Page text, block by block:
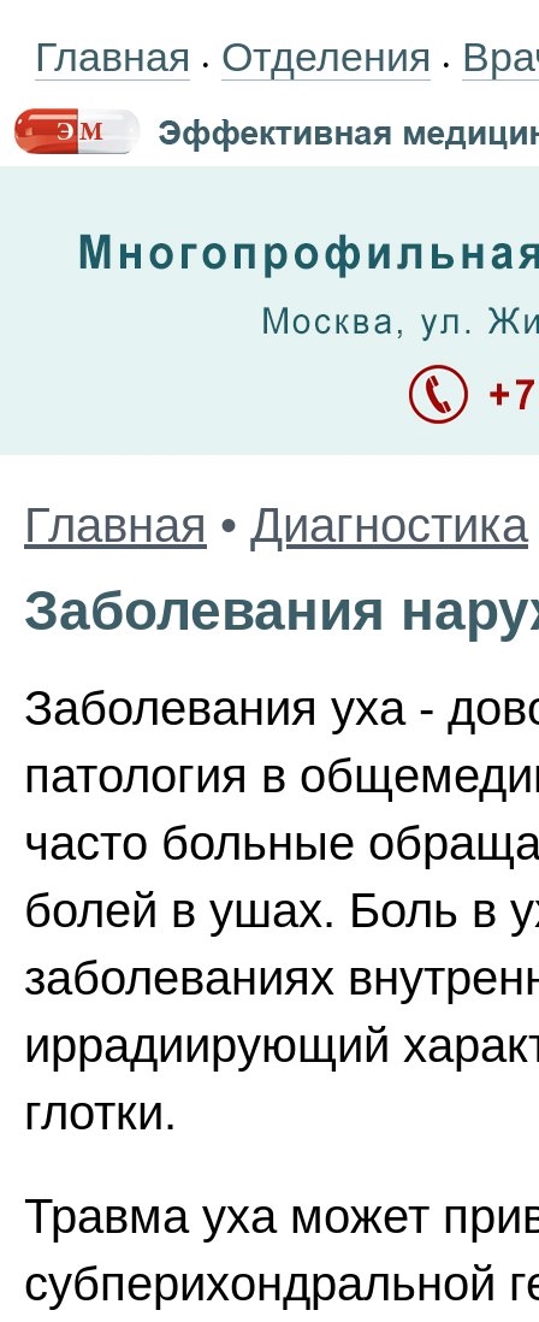
Главная • Отделения •
Главная • Диагностика
Заболевания
Заболевания уха -
патология в
часто больные
болей в ушах. Боль в
заболеваниях
иррадиирующий
глотки.
Травма уха может
субперихондральной